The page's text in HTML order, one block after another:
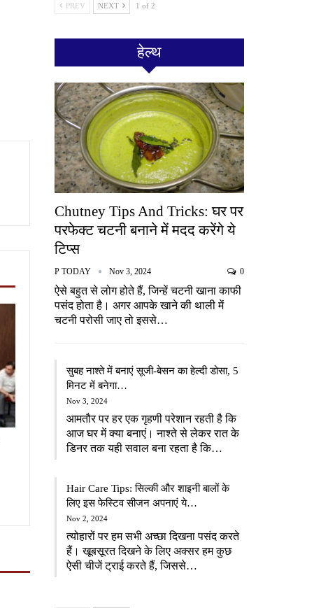
PREV NEXT 1 of 2
हेल्थ
Chutney Tips And Tricks: घर पर
परफेक्ट चटनी बनाने में मदद करेंगे ये
टिप्स
P TODAY Nov 3, 2024 0
ऐसे बहुत से लोग होते हैं, जिन्हें चटनी खाना काफी
पसंद होता है। अगर आपके खाने की थाली में
चटनी परोसी जाए तो इससे…
सुबह नाश्ते में बनाएं सूजी-बेसन का हेल्दी डोसा, 5
मिनट में बनेगा…
Nov 3, 2024
आमतौर पर हर एक गृहणी परेशान रहती है कि
आज घर में क्या बनाएं। नाश्ते से लेकर रात के
डिनर तक यही सवाल बना रहता है कि…
Hair Care Tips: सिल्की और शाइनी बालों के
लिए इस फेस्टिव सीजन अपनाएं ये…
Nov 2, 2024
त्योहारों पर हम सभी अच्छा दिखना पसंद करते
हैं। खूबसूरत दिखने के लिए अक्सर हम कुछ
ऐसी चीजें ट्राई करते हैं, जिससे…